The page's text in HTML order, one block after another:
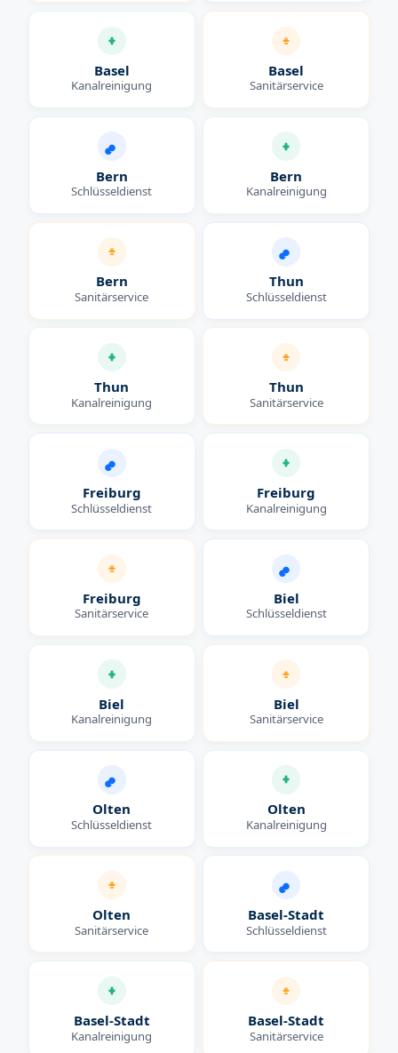
Basel
Kanalreinigung
Basel
Sanitärservice
Bern
Schlüsseldienst
Bern
Kanalreinigung
Bern
Sanitärservice
Thun
Schlüsseldienst
Thun
Kanalreinigung
Thun
Sanitärservice
Freiburg
Schlüsseldienst
Freiburg
Kanalreinigung
Freiburg
Sanitärservice
Biel
Schlüsseldienst
Biel
Kanalreinigung
Biel
Sanitärservice
Olten
Schlüsseldienst
Olten
Kanalreinigung
Olten
Sanitärservice
Basel-Stadt
Schlüsseldienst
Basel-Stadt
Kanalreinigung
Basel-Stadt
Sanitärservice